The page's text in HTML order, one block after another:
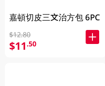
嘉頓切皮三文治方包 6PC
$12.80
$11.50